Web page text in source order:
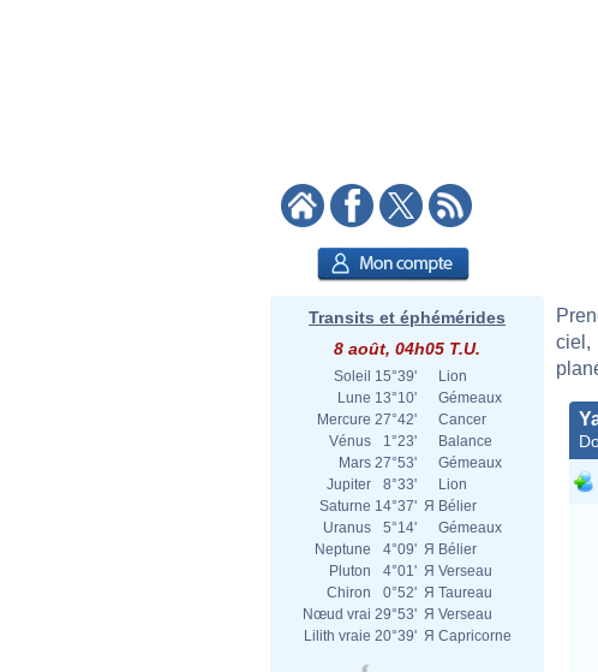
Transits et éphémérides
8 août, 04h05 T.U.
Soleil 15°39'
Lion
Lune 13°10'
Gémeaux
Mercure 27°42'
Cancer
Vénus
1°23'
Balance
Mars 27°53'
Gémeaux
Jupiter
8°33'
Lion
Saturne 14°37' Я Bélier
Uranus
5°14'
Gémeaux
Neptune
4°09' Я Bélier
Pluton
4°01' Я Verseau
Chiron
0°52' Я Taureau
Nœud vrai 29°53' Я Verseau
Lilith vraie 20°39' Я Capricorne
ciel,